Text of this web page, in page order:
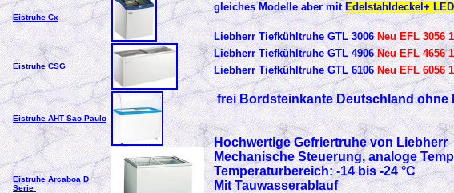
Eistruhe Cx
Eistruhe CSG
Eistruhe AHT Sao Paulo
Eistruhe Arcaboa D
Serie
gleiches Modelle aber mitEdelstahldeckel+ LED
Liebherr Tiefkühltruhe GTL 3006Neu EFL 3056
Liebherr Tiefkühltruhe GTL 4906Neu EFL 4656
Liebherr Tiefkühltruhe GTL 6106Neu EFL 6056
frei Bordsteinkante Deutschland
Hochwertige Gefriertruhe von Liebherr
Mechanische Steuerung, analoge
Temperaturbereich: -14 bis -24 °C
Mit Tauwasserablauf